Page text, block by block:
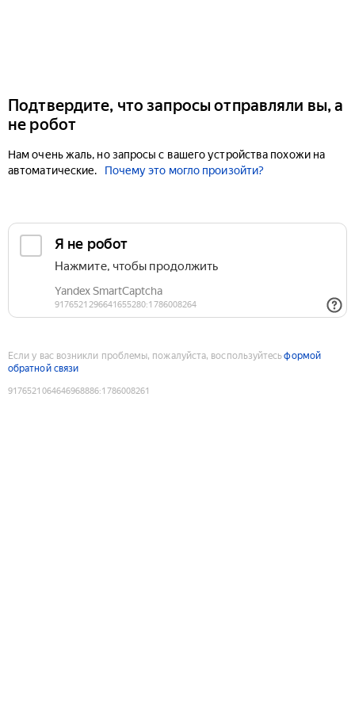
Подтвердите, что запросы отправляли вы, а
не робот
Нам очень жаль, но запросы с вашего устройства похожи на
автоматические.
Почему это могло произойти?
Если у вас возникли проблемы, пожалуйста, воспользуйтесьформой
обратной связи
9176521064646968886:1786008261